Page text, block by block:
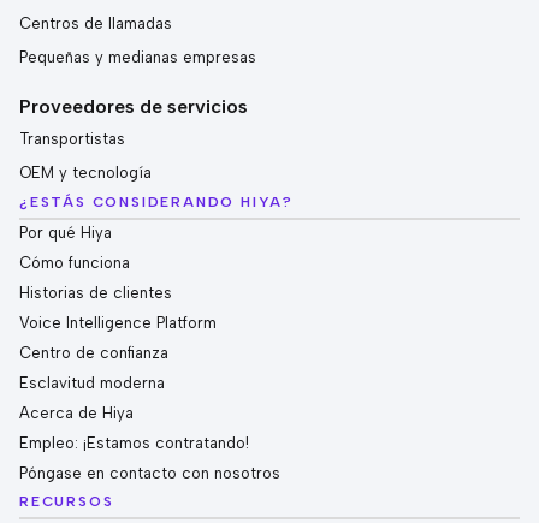
Centros de llamadas
Pequeñas y medianas empresas
Proveedores de servicios
Transportistas
OEM y tecnología
¿ESTÁS CONSIDERANDO HIYA?
Por qué Hiya
Cómo funciona
Historias de clientes
Voice Intelligence Platform
Centro de confianza
Esclavitud moderna
Acerca de Hiya
Empleo: ¡Estamos contratando!
Póngase en contacto con nosotros
RECURSOS